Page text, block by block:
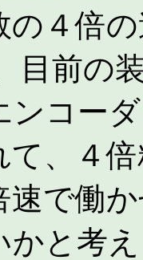
の４倍
目前の
ンコー
て、４
速で働
かと考